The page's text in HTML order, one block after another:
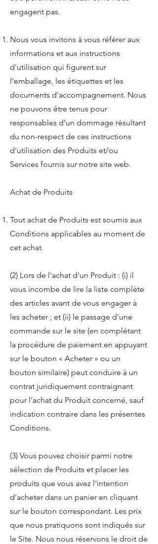
engagent pas.
Nous vous invitons à vous référer aux
informations et aux instructions
d'utilisation qui figurent sur
l’emballage, les étiquettes et les
documents d'accompagnement. Nous
ne pouvons être tenus pour
responsables d’un dommage résultant
du non-respect de ces instructions
d'utilisation des Produits et/ou
Services fournis sur notre site web.
Achat de Produits
Tout achat de Produits est soumis aux
Conditions applicables au moment de
cet achat.
(2) Lors de l'achat d'un Produit : (i) il
vous incombe de lire la liste complète
des articles avant de vous engager à
les acheter ; et (ii) le passage d'une
commande sur le site (en complétant
la procédure de paiement en appuyant
sur le bouton « Acheter » ou un
bouton similaire) peut conduire à un
contrat juridiquement contraignant
pour l'achat du Produit concerné, sauf
indication contraire dans les présentes
Conditions.
(3) Vous pouvez choisir parmi notre
sélection de Produits et placer les
produits que vous avez l'intention
d'acheter dans un panier en cliquant
sur le bouton correspondant. Les prix
que nous pratiquons sont indiqués sur
le Site. Nous nous réservons le droit de